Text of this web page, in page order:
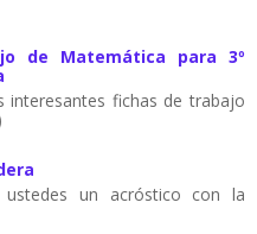
de Matemática para 3º
interesantes fichas de trabajo
ustedes un acróstico con la